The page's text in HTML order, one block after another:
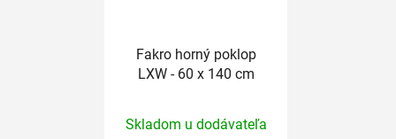
Fakro horný poklop
LXW - 60 x 140 cm
hodnotenie
Skladom u dodávateľa